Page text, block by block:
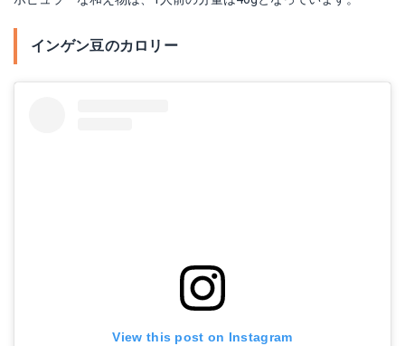
インゲン豆のカロリー
View this post on Instagram